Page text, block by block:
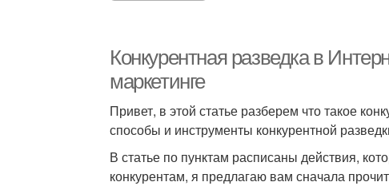
Конкурентная разведка в
маркетинге
Привет, в этой статье разберем что такое
способы и инструменты конкурентной
В статье по пунктам расписаны действия,
конкурентам, я предлагаю вам сначала